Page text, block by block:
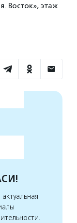
Восток», этаж